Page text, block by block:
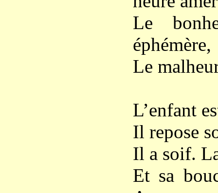
Le
éphémère,
Le
L’enfant
Il repose
Il a soif.
Et sa